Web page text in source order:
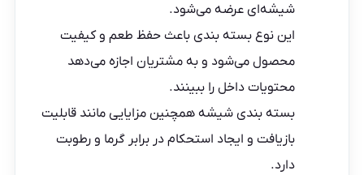
شیشه‌ای عرضه می‌شود.
این نوع بسته بندی باعث حفظ طعم و کیفیت
محصول می‌شود و به مشتریان اجازه می‌دهد
محتویات داخل را ببینند.
بسته بندی شیشه همچنین مزایایی مانند قابلیت
بازیافت و ایجاد استحکام در برابر گرما و رطوبت
دارد.